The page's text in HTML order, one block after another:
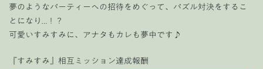
夢のようなパーティーへの招待をめぐって、パズル対決をするこ
とになり…！？
可愛いすみすみに、アナタもカレも夢中です♪
『すみすみ』相互ミッション達成報酬